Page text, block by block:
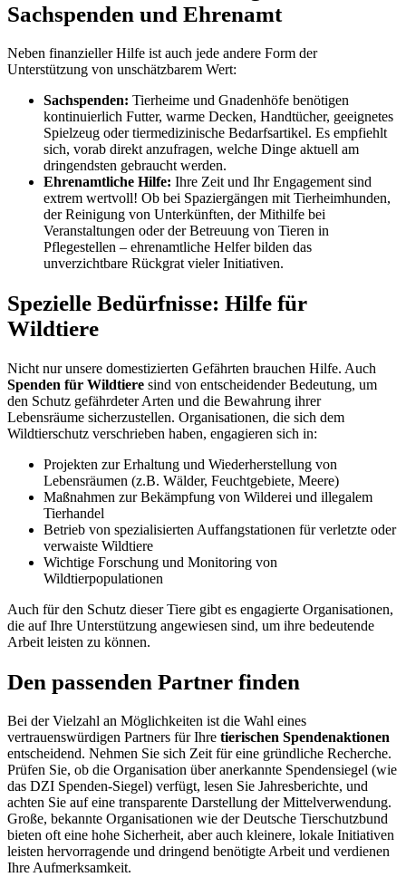
Sachspenden und Ehrenamt
Neben finanzieller Hilfe ist auch jede andere Form der
Unterstützung von unschätzbarem Wert:
Sachspenden: Tierheime und Gnadenhöfe benötigen
kontinuierlich Futter, warme Decken, Handtücher, geeignetes
Spielzeug oder tiermedizinische Bedarfsartikel. Es empfiehlt
sich, vorab direkt anzufragen, welche Dinge aktuell am
dringendsten gebraucht werden.
Ehrenamtliche Hilfe: Ihre Zeit und Ihr Engagement sind
extrem wertvoll! Ob bei Spaziergängen mit Tierheimhunden,
der Reinigung von Unterkünften, der Mithilfe bei
Veranstaltungen oder der Betreuung von Tieren in
Pflegestellen – ehrenamtliche Helfer bilden das
unverzichtbare Rückgrat vieler Initiativen.
Spezielle Bedürfnisse: Hilfe für
Wildtiere
Nicht nur unsere domestizierten Gefährten brauchen Hilfe. Auch
Spenden für Wildtiere sind von entscheidender Bedeutung, um
den Schutz gefährdeter Arten und die Bewahrung ihrer
Lebensräume sicherzustellen. Organisationen, die sich dem
Wildtierschutz verschrieben haben, engagieren sich in:
Projekten zur Erhaltung und Wiederherstellung von
Lebensräumen (z.B. Wälder, Feuchtgebiete, Meere)
Maßnahmen zur Bekämpfung von Wilderei und illegalem
Tierhandel
Betrieb von spezialisierten Auffangstationen für verletzte oder
verwaiste Wildtiere
Wichtige Forschung und Monitoring von
Wildtierpopulationen
Auch für den Schutz dieser Tiere gibt es engagierte Organisationen,
die auf Ihre Unterstützung angewiesen sind, um ihre bedeutende
Arbeit leisten zu können.
Den passenden Partner finden
Bei der Vielzahl an Möglichkeiten ist die Wahl eines
vertrauenswürdigen Partners für Ihre tierischen Spendenaktionen
entscheidend. Nehmen Sie sich Zeit für eine gründliche Recherche.
Prüfen Sie, ob die Organisation über anerkannte Spendensiegel (wie
das DZI Spenden-Siegel) verfügt, lesen Sie Jahresberichte, und
achten Sie auf eine transparente Darstellung der Mittelverwendung.
Große, bekannte Organisationen wie der Deutsche Tierschutzbund
bieten oft eine hohe Sicherheit, aber auch kleinere, lokale Initiativen
leisten hervorragende und dringend benötigte Arbeit und verdienen
Ihre Aufmerksamkeit.